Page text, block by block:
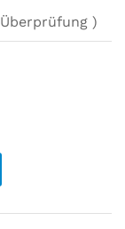
Überprüfung )